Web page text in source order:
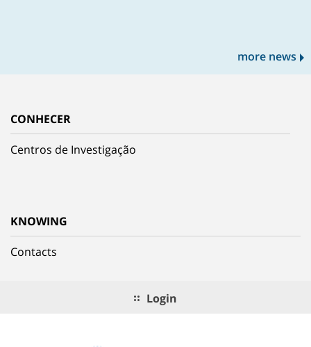
more news
CONHECER
Centros de Investigação
KNOWING
Contacts
Login